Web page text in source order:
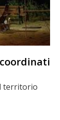
a
territorio